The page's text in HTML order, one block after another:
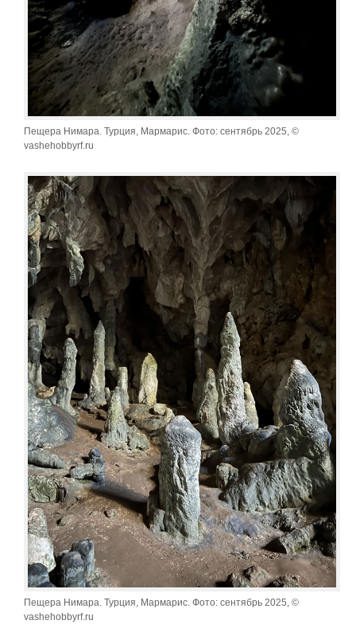
Пещера Нимара. Турция, Мармарис. Фото: сентябрь 2025, ©
vashehobbyrf.ru
Пещера Нимара. Турция, Мармарис. Фото: сентябрь 2025, ©
vashehobbyrf.ru